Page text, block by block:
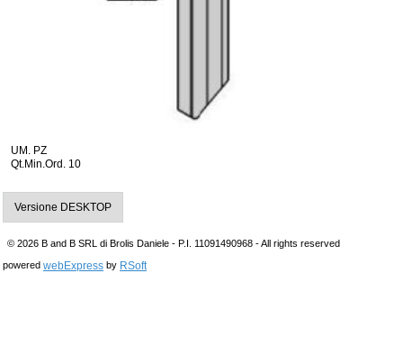
UM. PZ
Qt.Min.Ord. 10
Versione DESKTOP
© 2026 B and B SRL di Brolis Daniele - P.I. 11091490968 - All rights reserved
powered webExpress by RSoft